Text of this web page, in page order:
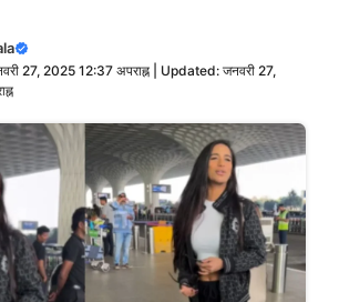
27, 2025 12:37 अपराह्न | Updated: जनवरी 27,